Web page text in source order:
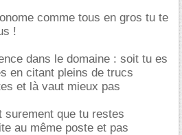
comme tous en gros tu te
!
dans le domaine : soit tu es
en citant pleins de trucs
et là vaut mieux pas
surement que tu restes
au même poste et pas